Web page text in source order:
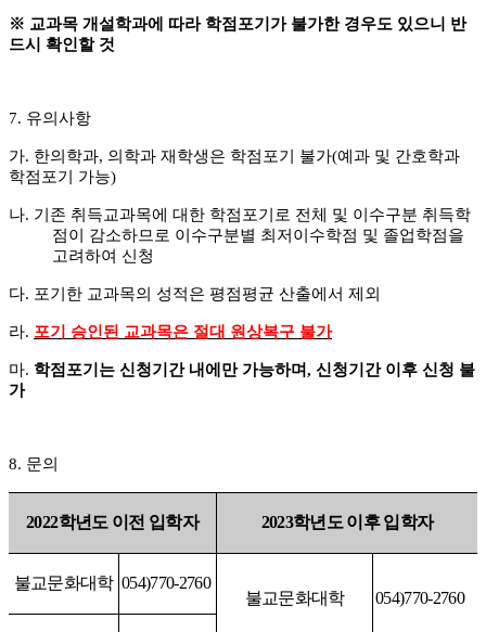
※ 교과목 개설학과에 따라 학점포기가 불가한 경우도 있으니 반
드시 확인할 것
7. 유의사항
가. 한의학과, 의학과 재학생은 학점포기 불가(예과 및 간호학과
학점포기 가능)
나. 기존 취득교과목에 대한 학점포기로 전체 및 이수구분 취득학
점이 감소하므로 이수구분별 최저이수학점 및 졸업학점을
고려하여 신청
다. 포기한 교과목의 성적은 평점평균 산출에서 제외
라. 포기 승인된 교과목은 절대 원상복구 불가
마. 학점포기는 신청기간 내에만 가능하며, 신청기간 이후 신청 불
가
8. 문의
2022학년도 이전 입학자 2023학년도 이후 입학자
불교문화대학 054)770-2760
불교문화대학
054)770-2760